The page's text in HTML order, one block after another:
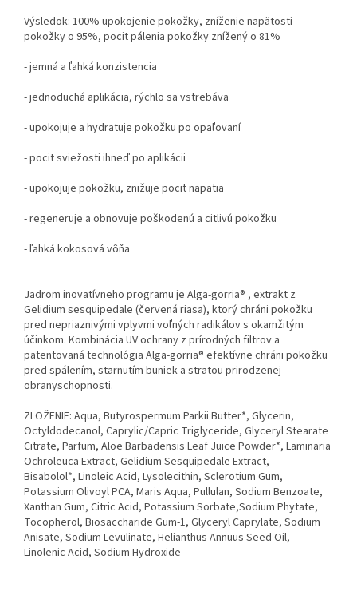
Výsledok: 100% upokojenie pokožky, zníženie napätosti
pokožky o 95%, pocit pálenia pokožky znížený o 81%
- jemná a ľahká konzistencia
- jednoduchá aplikácia, rýchlo sa vstrebáva
- upokojuje a hydratuje pokožku po opaľovaní
- pocit sviežosti ihneď po aplikácii
- upokojuje pokožku, znižuje pocit napätia
- regeneruje a obnovuje poškodenú a citlivú pokožku
- ľahká kokosová vôňa
Jadrom inovatívneho programu je Alga-gorria® , extrakt z
Gelidium sesquipedale (červená riasa), ktorý chráni pokožku
pred nepriaznivými vplyvmi voľných radikálov s okamžitým
účinkom. Kombinácia UV ochrany z prírodných filtrov a
patentovaná technológia Alga-gorria® efektívne chráni pokožku
pred spálením, starnutím buniek a stratou prirodzenej
obranyschopnosti.
ZLOŽENIE: Aqua, Butyrospermum Parkii Butter*, Glycerin,
Octyldodecanol, Caprylic/Capric Triglyceride, Glyceryl Stearate
Citrate, Parfum, Aloe Barbadensis Leaf Juice Powder*, Laminaria
Ochroleuca Extract, Gelidium Sesquipedale Extract,
Bisabolol*, Linoleic Acid, Lysolecithin, Sclerotium Gum,
Potassium Olivoyl PCA, Maris Aqua, Pullulan, Sodium Benzoate,
Xanthan Gum, Citric Acid, Potassium Sorbate,Sodium Phytate,
Tocopherol, Biosaccharide Gum-1, Glyceryl Caprylate, Sodium
Anisate, Sodium Levulinate, Helianthus Annuus Seed Oil,
Linolenic Acid, Sodium Hydroxide